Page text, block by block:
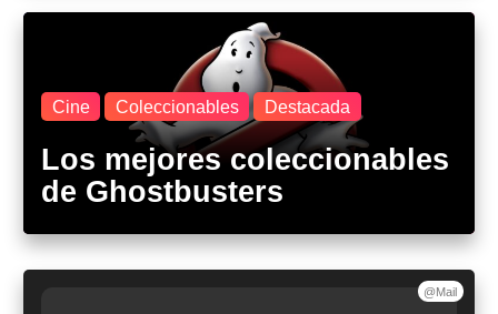
Cine Coleccionables Destacada
Los mejores coleccionables
de Ghostbusters
@Mail